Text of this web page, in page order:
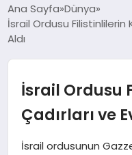
TEKNOLOJI
YAŞAM
Ana Sayfa Dünya
İsrail Ordusu Filistinlilerin
Aldı
İsrail Ordusu
Çadırları ve
İsrail ordusunun